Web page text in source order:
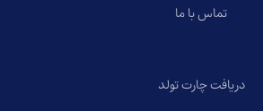
تماس با ما
دریافت چارت تولد